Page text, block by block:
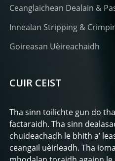
Ceanglaichean Dealain &
Innealan Stripping &
Goireasan Uèireachaidh
CUIR CEIST
Tha sinn toilichte gun do
factaraidh. Tha sinn
chuideachadh le bhith a’
ceangail uèirleadh. Tha